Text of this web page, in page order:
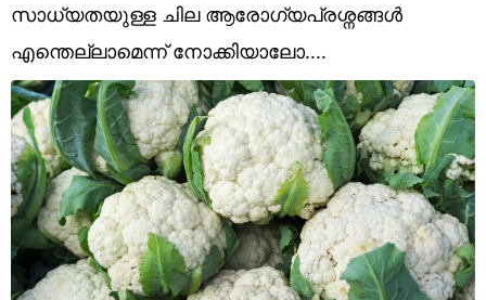
Short Videos
സാധ്യതയുള്ള ചില ആരോഗ്യപ്രശ്നങ്ങൾ
എന്തെല്ലാമെന്ന് നോക്കിയാലോ....